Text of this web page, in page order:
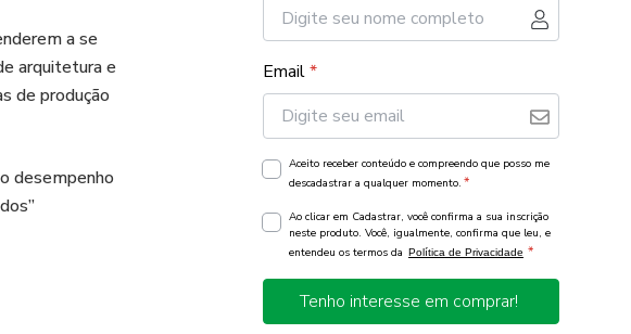
a se
arquitetura e
de produção
desempenho
Email*
Aceito receber conteúdo e compreendo que posso me
descadastrar a qualquer momento. *
Ao clicar em Cadastrar, você confirma a sua inscrição
neste produto. Você, igualmente, confirma que leu, e
entendeu os termos da Política de Privacidade *
Tenho interesse em comprar!